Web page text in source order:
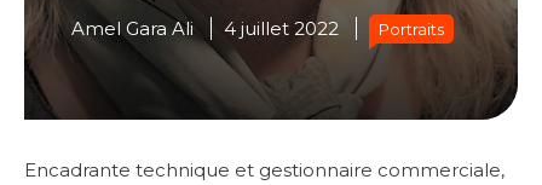
Amel Gara Ali 4 juillet 2022 Portraits
Encadrante technique et gestionnaire commerciale,